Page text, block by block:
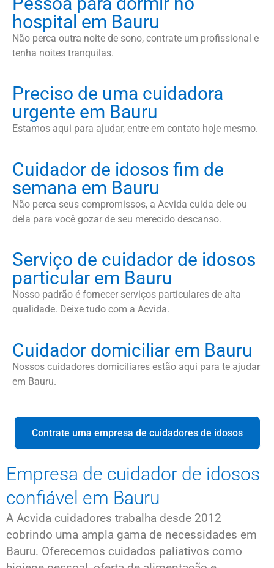
hospital em Bauru
Não perca outra noite de sono, contrate um profissional e
tenha noites tranquilas.
Preciso de uma cuidadora
urgente em Bauru
Estamos aqui para ajudar, entre em contato hoje mesmo.
Cuidador de idosos fim de
semana em Bauru
Não perca seus compromissos, a Acvida cuida dele ou
dela para você gozar de seu merecido descanso.
Serviço de cuidador de idosos
particular em Bauru
Nosso padrão é fornecer serviços particulares de alta
qualidade. Deixe tudo com a Acvida.
Cuidador domiciliar em Bauru
Nossos cuidadores domiciliares estão aqui para te ajudar
em Bauru.
Contrate uma empresa de cuidadores de idosos
Empresa de cuidador de idosos
confiável em Bauru
A Acvida cuidadores trabalha desde 2012
cobrindo uma ampla gama de necessidades em
Bauru. Oferecemos cuidados paliativos como